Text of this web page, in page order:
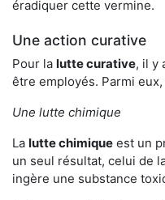
éradiquer cette vermine.
Une action curative
Pour la lutte curative, il y
être employés. Parmi
Une lutte chimique
La lutte chimique est un
un seul résultat, celui de
ingère une substance